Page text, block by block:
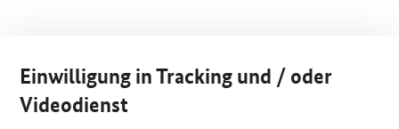
Einwilligung in Tracking und / oder
Videodienst